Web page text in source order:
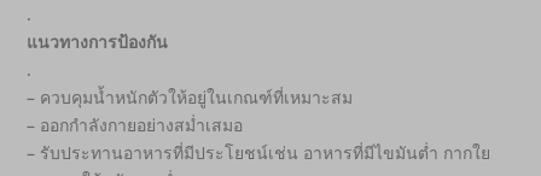
.
แนวทางการป้องกัน
.
– ควบคุมน้ำหนักตัวให้อยู่ในเกณฑ์ที่เหมาะสม
– ออกกำลังกายอย่างสม่ำเสมอ
– รับประทานอาหารที่มีประโยชน์เช่น อาหารที่มีไขมันต่ำ กากใย